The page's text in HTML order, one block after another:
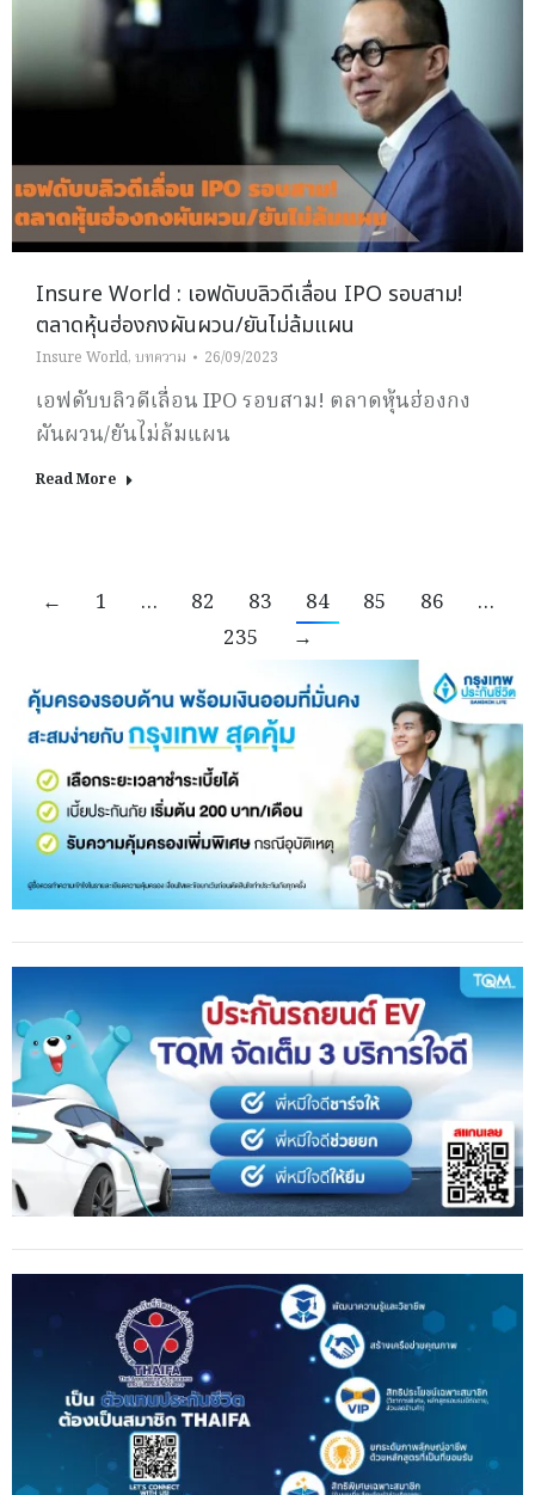
Insure World : เอฟดับบลิวดีเลื่อน IPO รอบสาม!
ตลาดหุ้นฮ่องกงผันผวน/ยันไม่ล้มแผน
Insure World, บทความ 26/09/2023
เอฟดับบลิวดีเลื่อน IPO รอบสาม! ตลาดหุ้นฮ่องกง
ผันผวน/ยันไม่ล้มแผน
Read More
← 1 … 82 83 84 85 86
…
235
→